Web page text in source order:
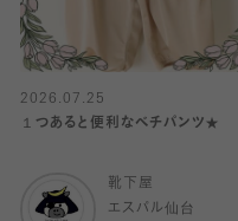
2026.07.25
１つあると便利なベチパンツ★
靴下屋
エスパル仙台